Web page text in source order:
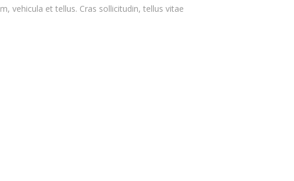
vehicula et tellus. Cras sollicitudin, tellus vitae